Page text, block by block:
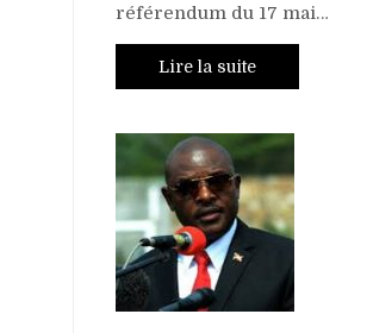
référendum du 17 mai…
Lire la suite